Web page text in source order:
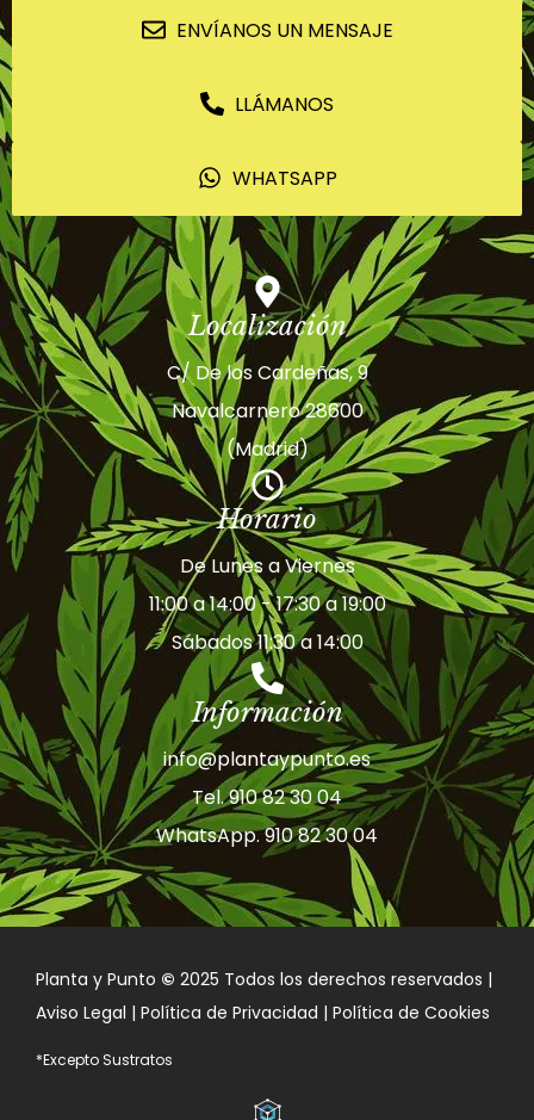
ENVÍANOS UN MENSAJE
LLÁMANOS
WHATSAPP
Localización
C/ De los Cardeñas, 9
Navalcarnero 28600
(Madrid)
Horario
De Lunes a Viernes
11:00 a 14:00 - 17:30 a 19:00
Sábados 11:30 a 14:00
Información
info@plantaypunto.es
Tel. 910 82 30 04
WhatsApp. 910 82 30 04
Planta y Punto © 2025 Todos los derechos reservados |
Aviso Legal | Política de Privacidad | Política de Cookies
*Excepto Sustratos